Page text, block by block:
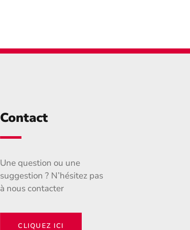
Contact
Une question ou une
suggestion ? N’hésitez pas
à nous contacter
CLIQUEZ ICI